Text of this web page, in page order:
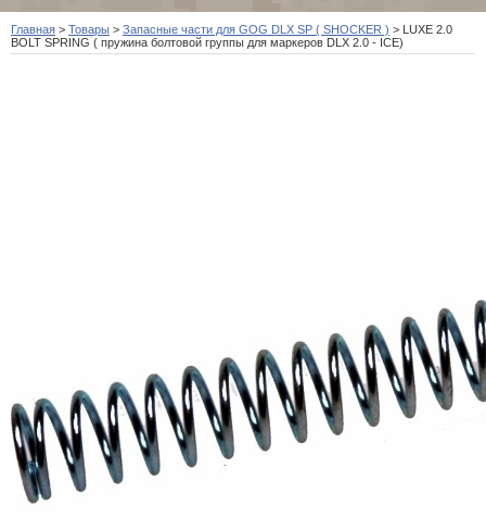
Главная > Товары > Запасные части для GOG DLX SP ( SHOCKER ) > LUXE 2.0
BOLT SPRING ( пружина болтовой группы для маркеров DLX 2.0 - ICE)